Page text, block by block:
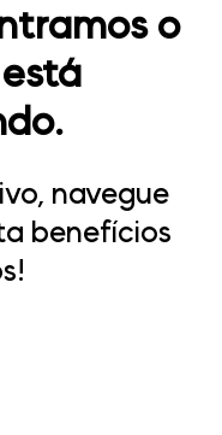
o
navegue
benefícios